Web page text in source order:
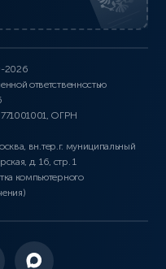
2026
ответственностью
ОГРН
вн.тер.г. муниципальный
д. 16, стр. 1
компьютерного